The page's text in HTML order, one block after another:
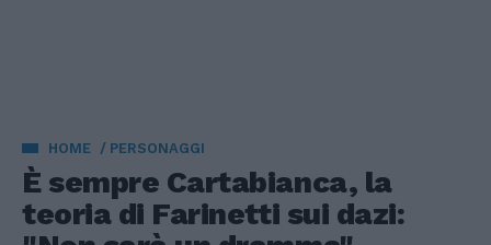
HOME PERSONAGGI
È sempre Cartabianca, la
teoria di Farinetti sui dazi: